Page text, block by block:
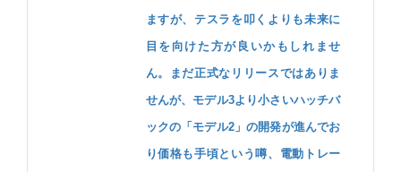
ますが、テスラを叩くよりも未来に
目を向けた方が良いかもしれませ
ん。まだ正式なリリースではありま
せんが、モデル3より小さいハッチバ
ックの「モデル2」の開発が進んでお
り価格も手頃という噂、電動トレー